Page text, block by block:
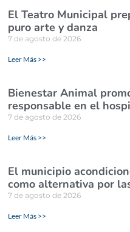
El Teatro Municipal
puro arte y danza
7 de agosto de 2026
Leer Más >>
Bienestar Animal
responsable en el
7 de agosto de 2026
Leer Más >>
El municipio
como alternativa por
7 de agosto de 2026
Leer Más >>